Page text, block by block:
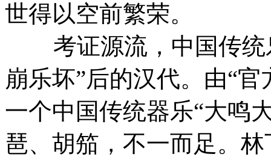
世得以空前繁荣。
考证源流，中国传统
崩乐坏”后的汉代。由“
一个中国传统器乐“大鸣
琶、胡笳，不一而足。